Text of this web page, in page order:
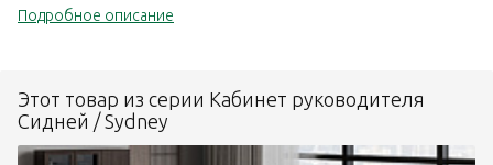
Подробное описание
Этот товар из серии Кабинет руководителя
Сидней / Sydney